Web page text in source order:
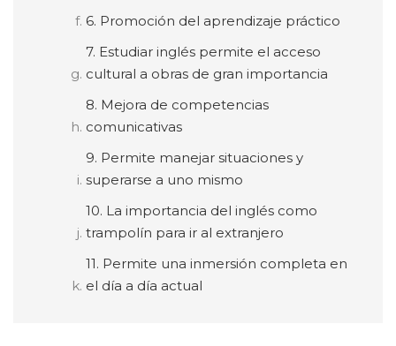
6. Promoción del aprendizaje práctico
7. Estudiar inglés permite el acceso
cultural a obras de gran importancia
8. Mejora de competencias
comunicativas
9. Permite manejar situaciones y
superarse a uno mismo
10. La importancia del inglés como
trampolín para ir al extranjero
11. Permite una inmersión completa en
el día a día actual